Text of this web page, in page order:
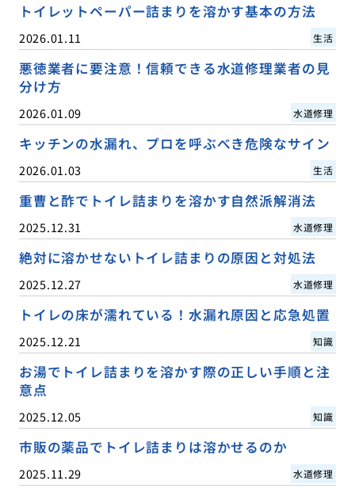
トイレットペーパー詰まりを溶かす基本の方法
2026.01.11 生活
悪徳業者に要注意！信頼できる水道修理業者の見
分け方
2026.01.09 水道修理
キッチンの水漏れ、プロを呼ぶべき危険なサイン
2026.01.03 生活
重曹と酢でトイレ詰まりを溶かす自然派解消法
2025.12.31 水道修理
絶対に溶かせないトイレ詰まりの原因と対処法
2025.12.27 水道修理
トイレの床が濡れている！水漏れ原因と応急処置
2025.12.21 知識
お湯でトイレ詰まりを溶かす際の正しい手順と注
意点
2025.12.05 知識
市販の薬品でトイレ詰まりは溶かせるのか
2025.11.29 水道修理